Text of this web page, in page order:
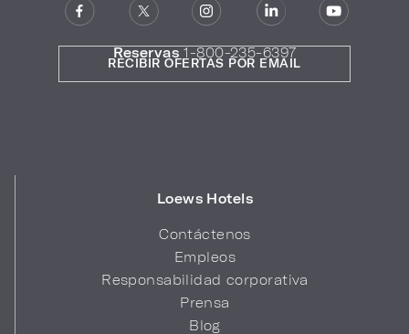
Reservas 1-800-235-6397
Loews Hotels
Contáctenos
Empleos
Responsabilidad corporativa
Prensa
Blog
RECIBIR OFERTAS POR EMAIL